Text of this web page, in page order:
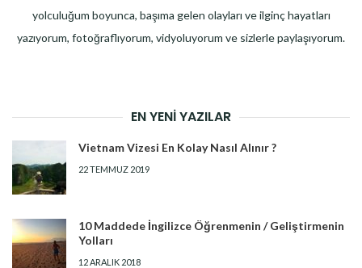
yolculuğum boyunca, başıma gelen olayları ve ilginç hayatları
yazıyorum, fotoğraflıyorum, vidyoluyorum ve sizlerle paylaşıyorum.
EN YENI YAZILAR
Vietnam Vizesi En Kolay Nasıl Alınır ?
22 TEMMUZ 2019
10 Maddede İngilizce Öğrenmenin / Geliştirmenin
Yolları
12 ARALIK 2018